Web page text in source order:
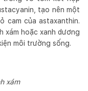
tạo nên một
cam của astaxanthin.
xám hoặc xanh dương
môi trường sống.
xám